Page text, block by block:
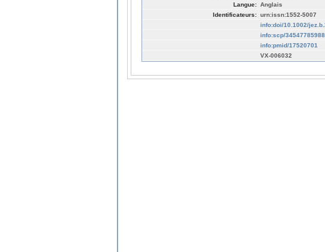
Langue: Anglais
Identificateurs: urn:issn:1552-5007
info:doi/10.1002/
info:scp/34547785988
info:pmid/17520701
VX-006032